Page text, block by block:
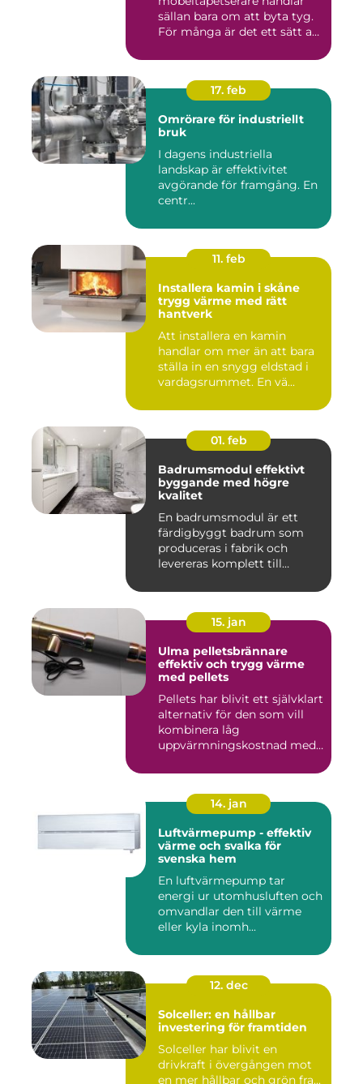
sällan bara om att byta tyg.
För många är det ett sätt att
17. feb
Omrörare för industriellt
bruk
I dagens industriella
landskap är effektivitet
avgörande för framgång. En
centr...
11. feb
Installera kamin i skåne
trygg värme med rätt
hantverk
Att installera en kamin
handlar om mer än att bara
ställa in en snygg eldstad i
vardagsrummet. En vä...
01. feb
Badrumsmodul effektivt
byggande med högre
kvalitet
En badrumsmodul är ett
färdigbyggt badrum som
produceras i fabrik och
levereras komplett till
15. jan
Ulma pelletsbrännare
effektiv och trygg värme
med pellets
Pellets har blivit ett självklart
alternativ för den som vill
kombinera låg
uppvärmningskostnad med
14. jan
Luftvärmepump - effektiv
värme och svalka för
svenska hem
En luftvärmepump tar
energi ur utomhusluften och
omvandlar den till värme
eller kyla inomh...
12. dec
Solceller: en hållbar
investering för framtiden
Solceller har blivit en
drivkraft i övergången mot
en mer hållbar och grön fra...